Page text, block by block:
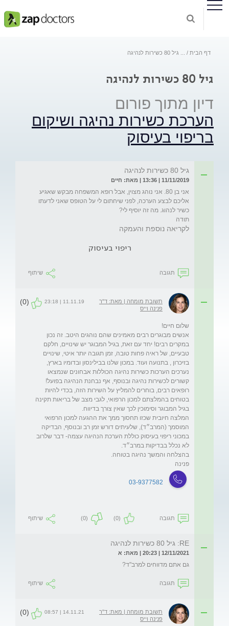
דף הבית גיל 80 כשירות לנהיגה
גיל 80 כשירות לנהיגה
דיון מתוך פורום
הערכת כשירות נהיגה ושיקום
בריפוי בעיסוק
גיל 80 כשירות לנהיגה
11/11/2019 | 13:36 | מאת: חיים
אני בן 80. אני נוהג מצוין, אבל רופא המשפחה מבקש שאגיע
אליכם לבצע הערכה, לפני שיחתום לי על הטופס שאני לדעתו
תודה
לקריאה נוספת והעמקה
ריפוי בעיסוק
תגובה שיתוף
תשובת מומחה | מאת: ד"ר
פנינה וייס
11.11.19 | 23:18
(0)
אנשים מבוגרים רבים מאמינים שהם נוהגים היטב. זה נכון
במקרים רבים! יחד עם זאת, בגיל המבוגר יש שינויים, חלקם
טבעיים, של ראיה פחות טובה, זמן תגובה יותר איטי, שינויים
בזיכרון , בתנועה ועוד. במכון שלנו בבילינסון ובדומיו בארץ,
נערכים הערכות כשירות נהיגה הכוללות אבחונים שנמצאו
קשורים לכשירות נהיגה ובנוסף, אף נבחנת הנהיגה בפועל!
רופאים רבים, בוחרים להמליץ על השירות הזה, בכדי להיות
בטוחים בהמלצתם למכון הרפואי, לגבי מצב של בריאות תקינה
המלצה חיובית שכזו תחסוך ממך את ההגעה למכון הרפואי
המוסמך (המרב״ד), שלעיתים דורש זמן רב ובנוסף, הבדיקה
במכוני ריפוי בעיסוק כוללת הערכת הנהיגה עצמה- דבר שלרוב
פנינה
03-9377582
תגובה (0)
(0) שיתוף
RE: גיל 80 כשירות לנהיגה
12/11/2021 | 20:23 | מאת: א
גם אתם מדווחים למרב"ד?
תגובה שיתוף
תשובת מומחה | מאת: ד"ר
פנינה וייס
14.11.21 | 08:57
(0)